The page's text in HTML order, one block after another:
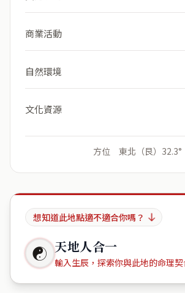
商業活動
自然環境
文化資源
方位 東北（艮）32.3°
想知道此地點適不適合你嗎？
☯ 天地人合一
輸入生辰，探索你與此地的命理